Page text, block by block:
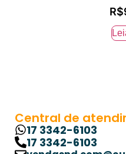
R$
Central de
17 3342-6103
17 3342-6103